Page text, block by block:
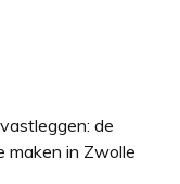
de
maken in Zwolle